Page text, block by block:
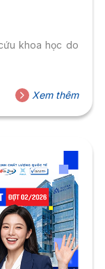
khoa học do
Xem thêm